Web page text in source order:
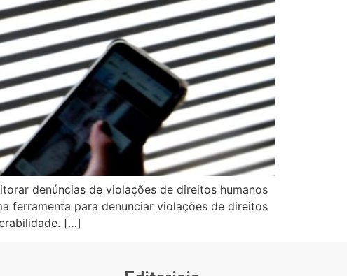
denúncias de violações de direitos humanos
ferramenta para denunciar violações de direitos
[…]